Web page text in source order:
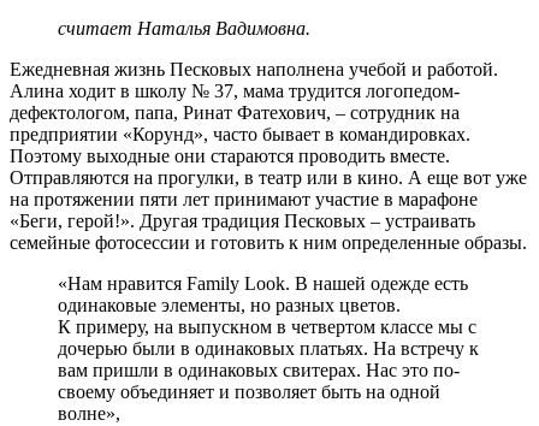
считает Наталья Вадимовна.
Ежедневная жизнь Песковых наполнена учебой и работой.
Алина ходит в школу № 37, мама трудится логопедом-
дефектологом, папа, Ринат Фатехович, – сотрудник на
предприятии «Корунд», часто бывает в командировках.
Поэтому выходные они стараются проводить вместе.
Отправляются на прогулки, в театр или в кино. А еще вот уже
на протяжении пяти лет принимают участие в марафоне
«Беги, герой!». Другая традиция Песковых – устраивать
семейные фотосессии и готовить к ним определенные образы.
«Нам нравится Family Look. В нашей одежде есть
одинаковые элементы, но разных цветов.
К примеру, на выпускном в четвертом классе мы с
дочерью были в одинаковых платьях. На встречу к
вам пришли в одинаковых свитерах. Нас это по-
своему объединяет и позволяет быть на одной
волне»,